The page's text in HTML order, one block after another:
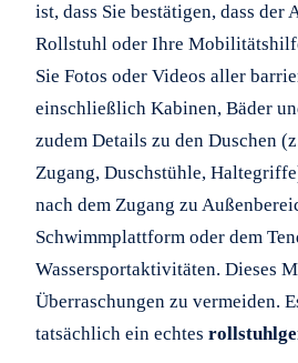
ist, dass Sie bestätigen, dass
Rollstuhl oder Ihre
Sie Fotos oder Videos aller
einschließlich Kabinen, Bäder
zudem Details zu den Duschen
Zugang, Duschstühle,
nach dem Zugang zu
Schwimmplattform oder dem
Wassersportaktivitäten. Dieses
Überraschungen zu vermeiden.
tatsächlich ein echtes